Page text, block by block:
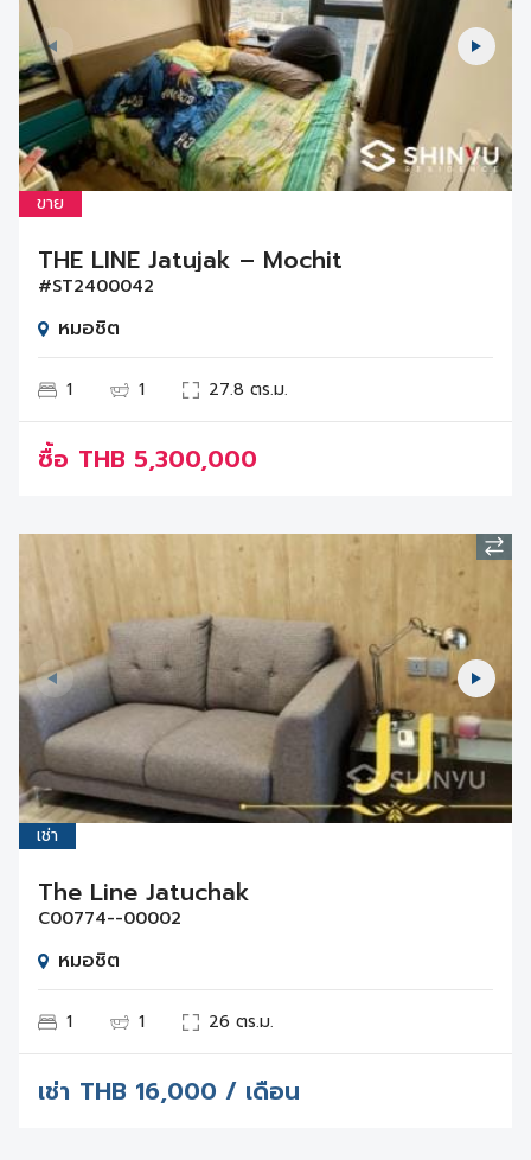
ขาย
THE LINE Jatujak – Mochit
#ST2400042
หมอชิต
1 1 27.8 ตร.ม.
ซื้อ THB 5,300,000
เช่า
The Line Jatuchak
C00774--00002
หมอชิต
1 1 26 ตร.ม.
เช่า THB 16,000 / เดือน